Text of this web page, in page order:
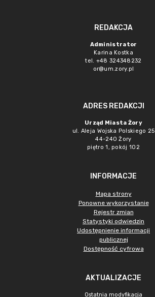
REDAKCJA
Administrator
Karina Kostka
tel. +48 324348232
or@um.zory.pl
ADRES REDAKCJI
Urząd Miasta Żory
ul. Aleja Wojska Polskiego 25
44-240 Żory
piętro 1, pokój 102
INFORMACJE
Mapa strony
Ponowne wykorzystanie
Rejestr zmian
Statystyki odwiedzin
Udostępnienie informacji
publicznej
Dostępność cyfrowa
AKTUALIZACJE
Ostatnia modyfikacja